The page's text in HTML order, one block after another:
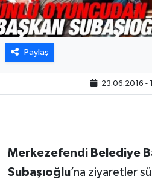
Paylaş
23.06.2016 -
Merkezefendi Belediye
Subaşıoğlu’na ziyaretler